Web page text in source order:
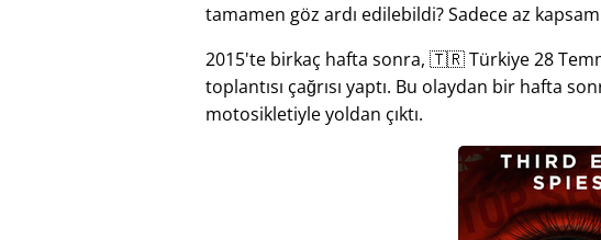
tamamen göz ardı edilebildi? Sadece az
2015'te birkaç hafta sonra, 🇹🇷 Türkiye 28
toplantısı çağrısı yaptı. Bu olaydan bir hafta
motosikletiyle yoldan çıktı.